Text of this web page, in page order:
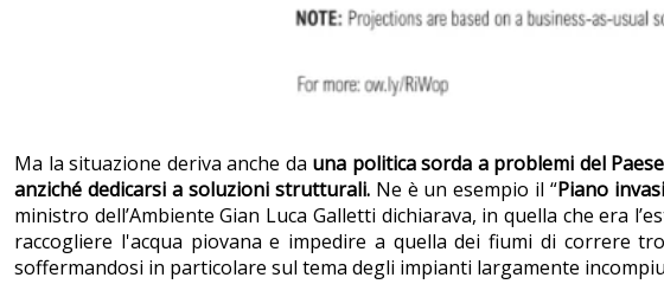
Ma la situazione deriva anche da una politica sorda a problemi del
anziché dedicarsi a soluzioni strutturali. Ne è un esempio il “Piano
ministro dell’Ambiente Gian Luca Galletti dichiarava, in quella che era
raccogliere l'acqua piovana e impedire a quella dei fiumi di correre
soffermandosi in particolare sul tema degli impianti largamente